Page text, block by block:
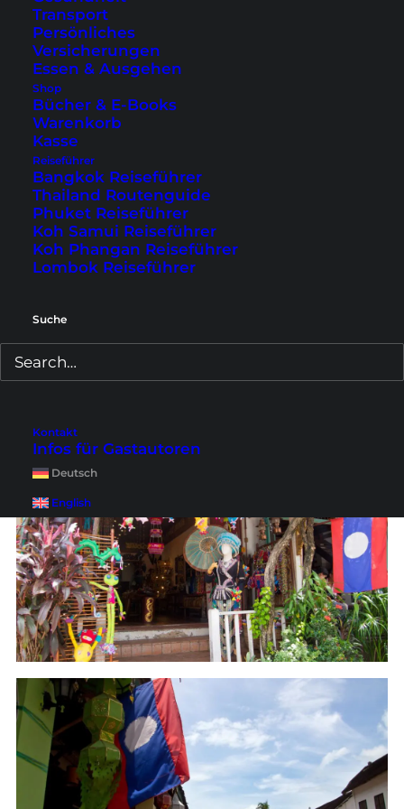
Transport
Persönliches
Versicherungen
Essen & Ausgehen
Shop
Bücher & E-Books
Warenkorb
Kasse
Reiseführer
Bangkok Reiseführer
Thailand Routenguide
Phuket Reiseführer
Koh Samui Reiseführer
Koh Phangan Reiseführer
Lombok Reiseführer
Suche
Kontakt
Infos für Gastautoren
Deutsch
English
Hier kannst du dich einfach durch die Stadt
treiben lassen, dich in einem der vielen Cafés
niederlassen und die Altstadt von Luang
Prabang entdecken. Eine tolle Art Luang
Prabang zu erkunden, ist auch eine
morgendliche Rollertour mit Guide
du noch viel mehr über die Geschichte der
Stadt.